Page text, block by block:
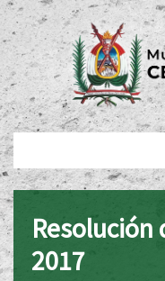
Resolución
2017